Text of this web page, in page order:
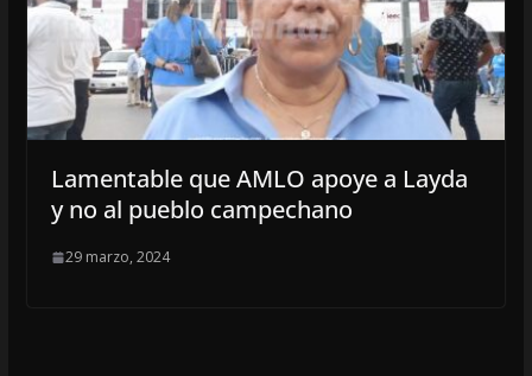
Lamentable que AMLO apoye a Layda
y no al pueblo campechano
29 marzo, 2024